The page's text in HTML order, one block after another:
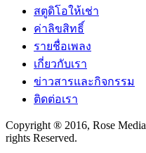
สตูดิโอให้เช่า
ค่าลิขสิทธิ์
รายชื่อเพลง
เกี่ยวกับเรา
ข่าวสารและกิจกรรม
ติดต่อเรา
Copyright ® 2016, Rose
rights Reserved.